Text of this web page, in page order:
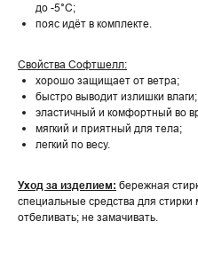
до -5°С;
пояс идёт в комплекте.
Свойства Софтшелл:
хорошо защищает от ветра;
быстро выводит излишки влаги;
эластичный и комфортный во
мягкий и приятный для тела;
легкий по весу.
Уход за изделием: бережная
специальные средства для
отбеливать; не замачивать.